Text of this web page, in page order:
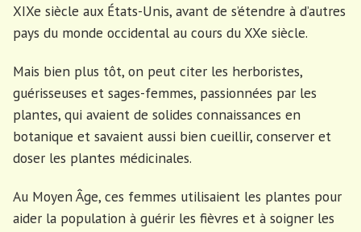
XIXe siècle aux États-Unis, avant de s’étendre à d’autres
pays du monde occidental au cours du XXe siècle.
Mais bien plus tôt, on peut citer les herboristes,
guérisseuses et sages-femmes, passionnées par les
plantes, qui avaient de solides connaissances en
botanique et savaient aussi bien cueillir, conserver et
doser les plantes médicinales.
Au Moyen Âge, ces femmes utilisaient les plantes pour
aider la population à guérir les fièvres et à soigner les